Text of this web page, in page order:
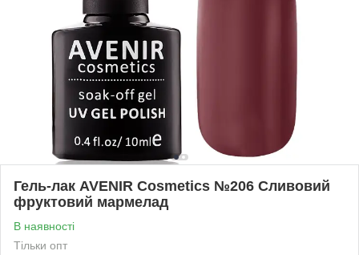
Гель-лак AVENIR Cosmetics №206 Сливовий
фруктовий мармелад
В наявності
Тільки опт